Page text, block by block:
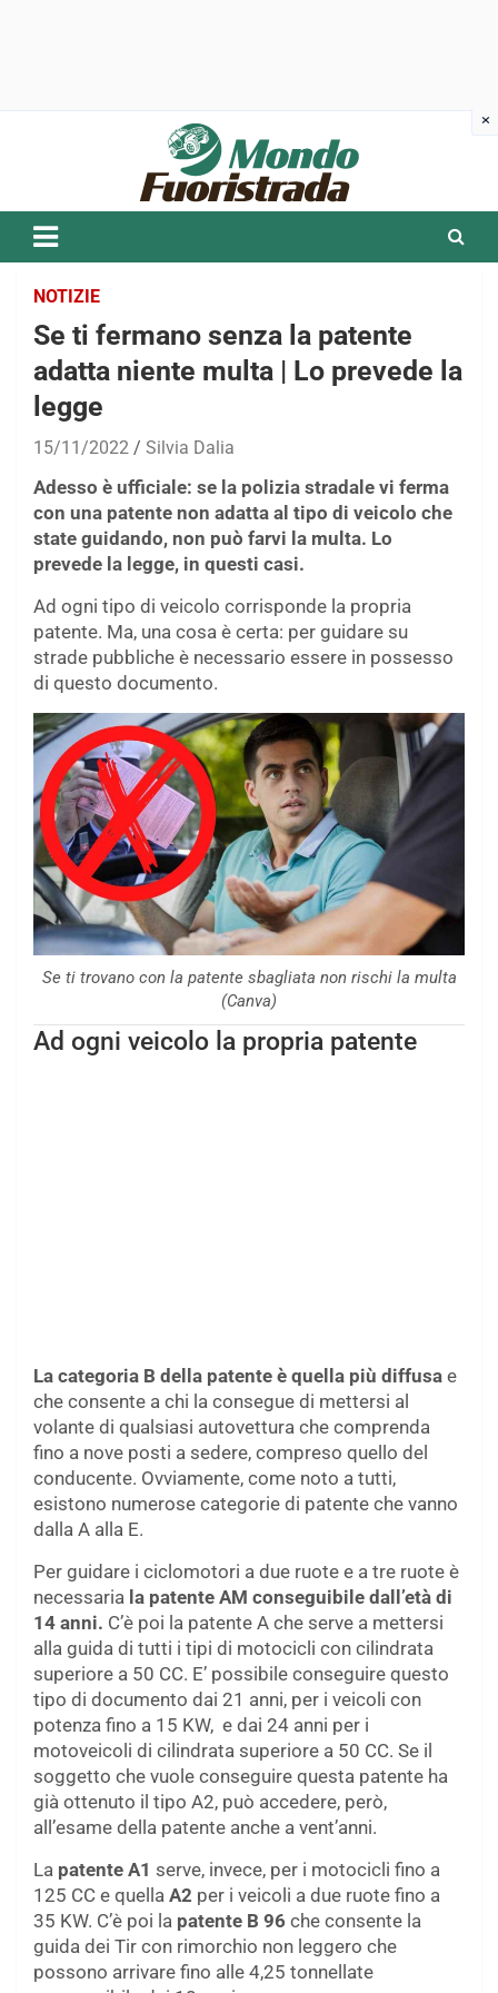
NOTIZIE
Se ti fermano senza la patente
adatta niente multa | Lo prevede la
legge
15/11/2022 Silvia Dalia
Adesso è ufficiale: se la polizia stradale vi ferma
con una patente non adatta al tipo di veicolo che
state guidando, non può farvi la multa. Lo
prevede la legge, in questi casi.
Ad ogni tipo di veicolo corrisponde la propria
patente. Ma, una cosa è certa: per guidare su
strade pubbliche è necessario essere in possesso
di questo documento.
Se ti trovano con la patente sbagliata non rischi la multa
(Canva)
Ad ogni veicolo la propria patente
La categoria B della patente è quella più diffusa e
che consente a chi la consegue di mettersi al
volante di qualsiasi autovettura che comprenda
fino a nove posti a sedere, compreso quello del
conducente. Ovviamente, come noto a tutti,
esistono numerose categorie di patente che vanno
dalla A alla E.
Per guidare i ciclomotori a due ruote e a tre ruote è
necessaria la patente AM conseguibile dall’età di
14 anni. C’è poi la patente A che serve a mettersi
alla guida di tutti i tipi di motocicli con cilindrata
superiore a 50 CC. E’ possibile conseguire questo
tipo di documento dai 21 anni, per i veicoli con
potenza fino a 15 KW, e dai 24 anni per i
motoveicoli di cilindrata superiore a 50 CC. Se il
soggetto che vuole conseguire questa patente ha
già ottenuto il tipo A2, può accedere, però,
all’esame della patente anche a vent’anni.
La patente A1 serve, invece, per i motocicli fino a
125 CC e quella A2 per i veicoli a due ruote fino a
35 KW. C’è poi la patente B 96 che consente la
guida dei Tir con rimorchio non leggero che
possono arrivare fino alle 4,25 tonnellate